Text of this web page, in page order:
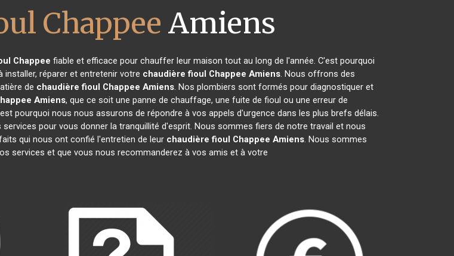
Chappee Amiens
Chappee fiable et efficace pour chauffer leur maison tout au long de l'année. C'est pourquoi
réparer et entretenir votre chaudière fioul Chappee Amiens. Nous offrons des
de chaudière fioul Chappee Amiens. Nos plombiers sont formés pour diagnostiquer et
Amiens, que ce soit une panne de chauffage, une fuite de fioul ou une erreur de
pourquoi nous nous assurons de répondre à vos appels d'urgence dans les plus brefs délais.
pour vous donner la tranquillité d'esprit. Nous sommes fiers de notre travail et nous
qui nous ont confié l'entretien de leur chaudière fioul Chappee Amiens. Nous sommes
services et que vous nous recommanderez à vos amis et à votre